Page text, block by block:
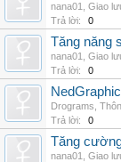
nana01
Giao
Trả lời:
0
Tăng năng
nana01
Giao
Trả lời:
0
Drograms
Trả lời:
0
Tăng
nana01
Giao